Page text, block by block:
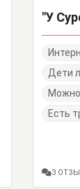
"У
Дети
Есть
3